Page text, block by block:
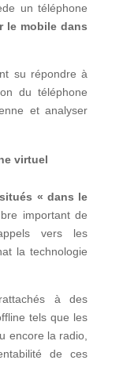
un téléphone
le mobile dans
su répondre à
du téléphone
et analyser
virtuel
« dans le
important de
vers les
la technologie
à des
tels que les
encore la radio,
de ces